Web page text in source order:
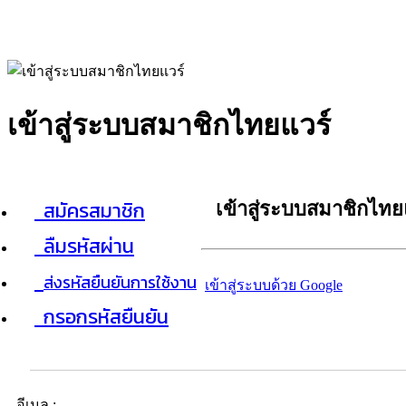
เข้าสู่ระบบสมาชิกไทยแวร์
สมัครสมาชิก
ลืมรหัสผ่าน
ส่งรหัสยืนยันการใช้งาน
กรอกรหัสยืนยัน
เข้าสู่ระบบสมาชิกไท
เข้าสู่ระบบด้วย Google